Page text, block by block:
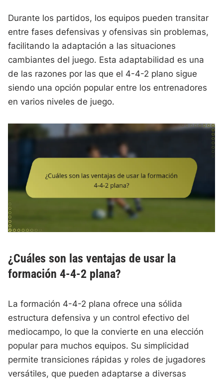
Durante los partidos, los equipos pueden transitar
entre fases defensivas y ofensivas sin problemas,
facilitando la adaptación a las situaciones
cambiantes del juego. Esta adaptabilidad es una
de las razones por las que el 4-4-2 plano sigue
siendo una opción popular entre los entrenadores
en varios niveles de juego.
¿Cuáles son las ventajas de usar la
formación 4-4-2 plana?
La formación 4-4-2 plana ofrece una sólida
estructura defensiva y un control efectivo del
mediocampo, lo que la convierte en una elección
popular para muchos equipos. Su simplicidad
permite transiciones rápidas y roles de jugadores
versátiles, que pueden adaptarse a diversas